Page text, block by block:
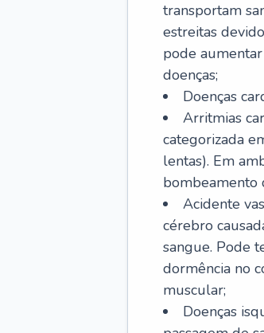
transportam
estreitas
pode
doenças;
Doenças
Arritmias
categorizada
lentas). Em
bombeamento
Acidente
cérebro
sangue. Pode
dormência no
muscular;
Doenças